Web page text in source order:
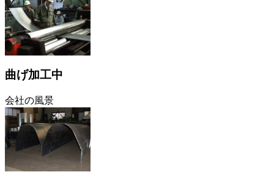
曲げ加工中
会社の風景